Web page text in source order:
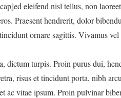
eleifend nisl tellus, non
Praesent hendrerit, dolor
ornare sagittis. Vivamus
dictum turpis. Proin purus dui,
risus et tincidunt porta, nibh
vitae ipsum. Proin pulvinar